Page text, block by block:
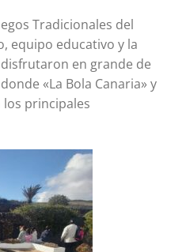
Tradicionales del
equipo educativo y la
en grande de
«La Bola Canaria» y
los principales